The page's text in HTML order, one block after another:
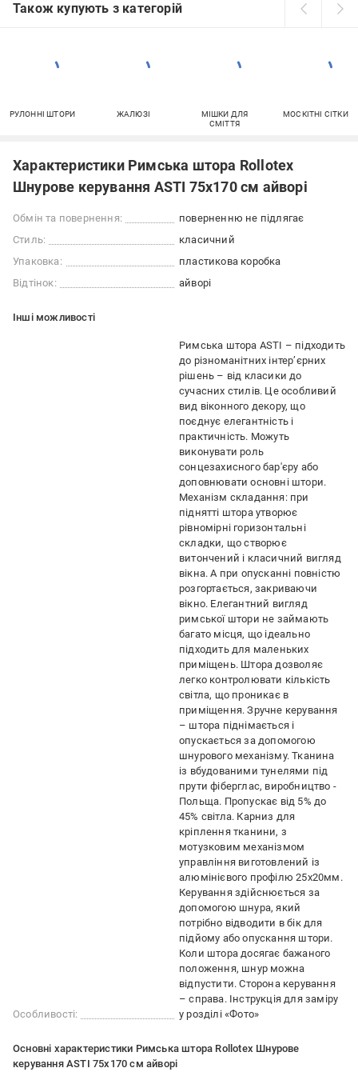
Також купують з категорій
РУЛОННІ ШТОРИ ЖАЛЮЗІ
МІШКИ ДЛЯ
СМІТТЯ
МОСКІТНІ СІТКИ
Характеристики Римська штора Rollotex
Шнурове керування ASTI 75x170 см айворі
Обмін та повернення:
поверненню не підлягає
Стиль:
класичний
Упаковка:
пластикова коробка
Відтінок:
айворі
Iншi можливостi
Особливості:
Римська штора ASTI – підходить
до різноманітних інтер’єрних
рішень – від класики до
сучасних стилів. Це особливий
вид віконного декору, що
поєднує елегантність і
практичність. Можуть
виконувати роль
сонцезахисного бар'єру або
доповнювати основні штори.
Механізм складання: при
піднятті штора утворює
рівномірні горизонтальні
складки, що створює
витончений і класичний вигляд
вікна. А при опусканні повністю
розгортається, закриваючи
вікно. Елегантний вигляд
римської штори не займають
багато місця, що ідеально
підходить для маленьких
приміщень. Штора дозволяє
легко контролювати кількість
світла, що проникає в
приміщення. Зручне керування
– штора піднімається і
опускається за допомогою
шнурового механізму. Тканина
із вбудованими тунелями під
прути фіберглас, виробництво -
Польща. Пропускає від 5% до
45% світла. Карниз для
кріплення тканини, з
мотузковим механізмом
управління виготовлений із
алюмінієвого профілю 25х20мм.
Керування здійснюється за
допомогою шнура, який
потрібно відводити в бік для
підйому або опускання штори.
Коли штора досягає бажаного
положення, шнур можна
відпустити. Сторона керування
– справа. Інструкція для заміру
у розділі «Фото»
Основні характеристики Римська штора Rollotex Шнурове
керування ASTI 75x170 см айворі